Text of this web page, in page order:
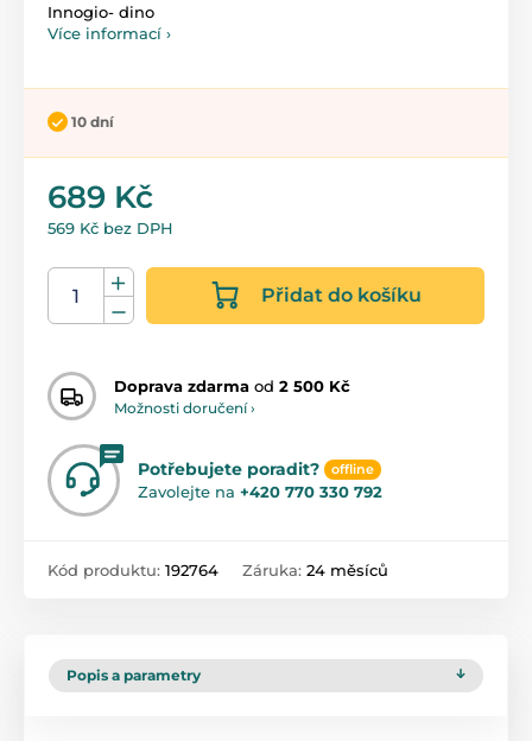
Innogio- dino
Více informací ›
10 dní
689 Kč
569 Kč bez DPH
Přidat do košíku
Doprava zdarma od 2 500 Kč
Možnosti doručení ›
Potřebujete poradit? offline
Zavolejte na +420 770 330 792
Kód produktu: 192764 Záruka: 24 měsíců
Popis a parametry